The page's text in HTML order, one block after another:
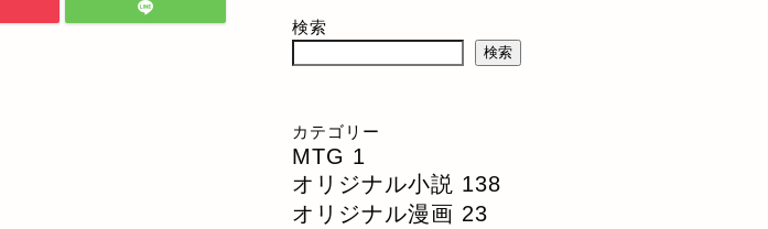
検索
検索
カテゴリー
MTG 1
オリジナル小説 138
オリジナル漫画 23